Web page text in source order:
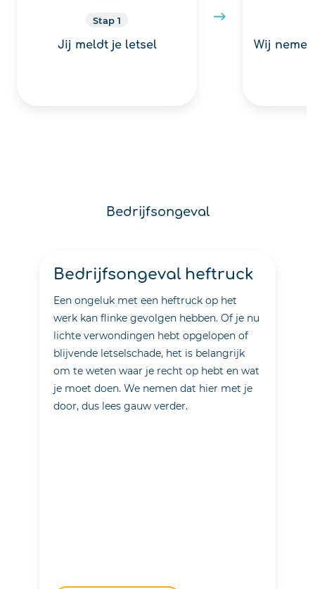
Stap 1
Jij meldt je letsel Wij
Bedrijfsongeval
Bedrijfsongeval: ongeluk
met hoogwerker
Werken met een hoogwerker brengt
risico’s met zich mee. Een val, een
aanrijding of een technische fout kan
ernstige gevolgen hebben. Heb je letsel
opgelopen door een hoogwerker
ongeluk? Dan heb je mogelijk recht op